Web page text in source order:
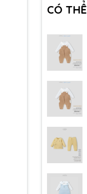
CÓ THỂ